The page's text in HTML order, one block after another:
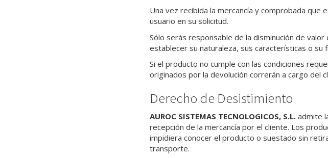
Una vez recibida la mercancía y comprobada
usuario en su solicitud.
Sólo serás responsable de la disminución de
establecer su naturaleza, sus características o su
Si el producto no cumple con las condiciones
originados por la devolución correrán a cargo del
Derecho de Desistimiento
AUROC SISTEMAS TECNOLOGICOS, S.L.admite
recepción de la mercancía por el cliente. Los
impidiera conocer el producto o suestado sin
transporte.